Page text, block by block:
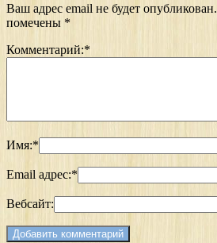
Ваш адрес email не будет опубликован.
помечены *
Комментарий:*
Имя:*
Email адрес:*
Вебсайт: